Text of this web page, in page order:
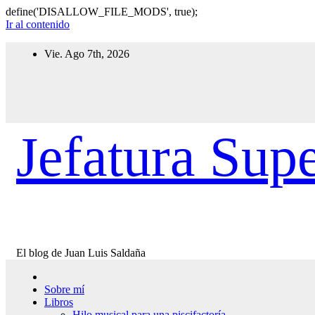
define('DISALLOW_FILE_MODS', true);
Ir al contenido
Vie. Ago 7th, 2026
Jefatura
El blog de Juan Luis Saldaña
Sobre mí
Libros